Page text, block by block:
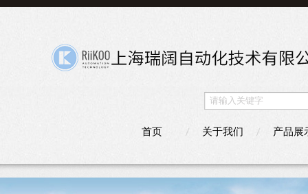
首页 关于我们 产品展